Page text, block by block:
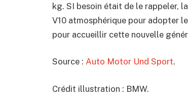
kg. SI besoin était de le rappeler,
V10 atmosphérique pour adopter
pour accueillir cette nouvelle
Source : Auto Motor Und Sport.
Crédit illustration : BMW.